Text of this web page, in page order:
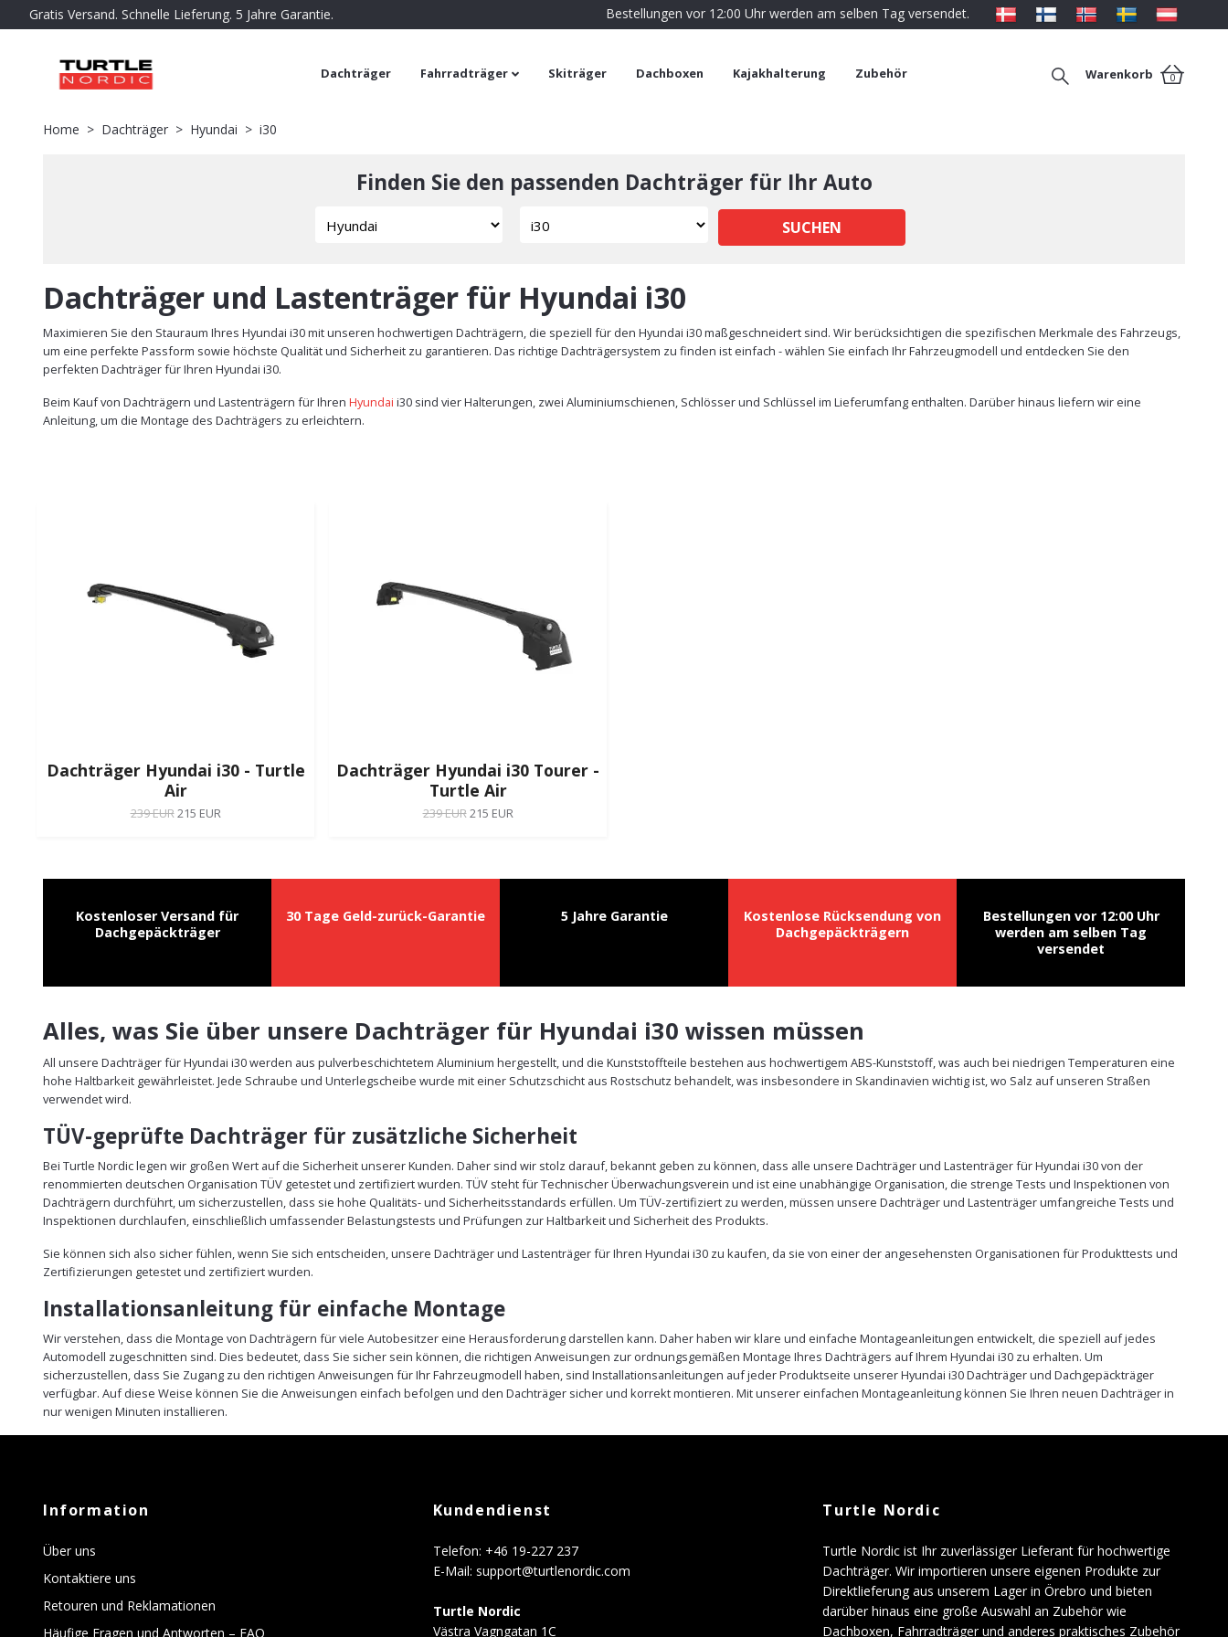
Gratis Versand. Schnelle Lieferung. 5 Jahre Garantie. Bestellungen vor 12:00 Uhr werden am selben Tag versendet.
Dachträger Fahrradträger Skiträger Dachboxen Kajakhalterung Zubehör Warenkorb 0
Home Dachträger Hyundai i30
Finden Sie den passenden Dachträger für Ihr Auto
SUCHEN
Dachträger und Lastenträger für Hyundai i30
Maximieren Sie den Stauraum Ihres Hyundai i30 mit unseren hochwertigen Dachträgern, die speziell für den Hyundai i30 maßgeschneidert sind. Wir berücksichtigen die spezifischen Merkmale des Fahrzeugs,
um eine perfekte Passform sowie höchste Qualität und Sicherheit zu garantieren. Das richtige Dachträgersystem zu finden ist einfach - wählen Sie einfach Ihr Fahrzeugmodell und entdecken Sie den
perfekten Dachträger für Ihren Hyundai i30.
Beim Kauf von Dachträgern und Lastenträgern für Ihren Hyundai i30 sind vier Halterungen, zwei Aluminiumschienen, Schlösser und Schlüssel im Lieferumfang enthalten. Darüber hinaus liefern wir eine
Anleitung, um die Montage des Dachträgers zu erleichtern.
Dachträger Hyundai i30 - Turtle
Air
239 EUR215 EUR
Dachträger Hyundai i30 Tourer -
Turtle Air
239 EUR215 EUR
Kostenloser Versand für
Dachgepäckträger
30 Tage Geld-zurück-Garantie 5 Jahre Garantie
Kostenlose Rücksendung von
Dachgepäckträgern
Bestellungen vor 12:00 Uhr
werden am selben Tag
versendet
Alles, was Sie über unsere Dachträger für Hyundai i30 wissen müssen
All unsere Dachträger für Hyundai i30 werden aus pulverbeschichtetem Aluminium hergestellt, und die Kunststoffteile bestehen aus hochwertigem ABS-Kunststoff, was auch bei niedrigen Temperaturen eine
hohe Haltbarkeit gewährleistet. Jede Schraube und Unterlegscheibe wurde mit einer Schutzschicht aus Rostschutz behandelt, was insbesondere in Skandinavien wichtig ist, wo Salz auf unseren Straßen
verwendet wird.
TÜV-geprüfte Dachträger für zusätzliche Sicherheit
Bei Turtle Nordic legen wir großen Wert auf die Sicherheit unserer Kunden. Daher sind wir stolz darauf, bekannt geben zu können, dass alle unsere Dachträger und Lastenträger für Hyundai i30 von der
renommierten deutschen Organisation TÜV getestet und zertifiziert wurden. TÜV steht für Technischer Überwachungsverein und ist eine unabhängige Organisation, die strenge Tests und Inspektionen von
Dachträgern durchführt, um sicherzustellen, dass sie hohe Qualitäts- und Sicherheitsstandards erfüllen. Um TÜV-zertifiziert zu werden, müssen unsere Dachträger und Lastenträger umfangreiche Tests und
Inspektionen durchlaufen, einschließlich umfassender Belastungstests und Prüfungen zur Haltbarkeit und Sicherheit des Produkts.
Sie können sich also sicher fühlen, wenn Sie sich entscheiden, unsere Dachträger und Lastenträger für Ihren Hyundai i30 zu kaufen, da sie von einer der angesehensten Organisationen für Produkttests und
Zertifizierungen getestet und zertifiziert wurden.
Installationsanleitung für einfache Montage
Wir verstehen, dass die Montage von Dachträgern für viele Autobesitzer eine Herausforderung darstellen kann. Daher haben wir klare und einfache Montageanleitungen entwickelt, die speziell auf jedes
Automodell zugeschnitten sind. Dies bedeutet, dass Sie sicher sein können, die richtigen Anweisungen zur ordnungsgemäßen Montage Ihres Dachträgers auf Ihrem Hyundai i30 zu erhalten. Um
sicherzustellen, dass Sie Zugang zu den richtigen Anweisungen für Ihr Fahrzeugmodell haben, sind Installationsanleitungen auf jeder Produktseite unserer Hyundai i30 Dachträger und Dachgepäckträger
verfügbar. Auf diese Weise können Sie die Anweisungen einfach befolgen und den Dachträger sicher und korrekt montieren. Mit unserer einfachen Montageanleitung können Sie Ihren neuen Dachträger in
nur wenigen Minuten installieren.
Information
Über uns
Kontaktiere uns
Retouren und Reklamationen
Häufige Fragen und Antworten – FAQ
Kundendienst
Telefon: +46 19-227 237
E-Mail: support@turtlenordic.com
Turtle Nordic
Västra Vagngatan 1C
Turtle Nordic
Turtle Nordic ist Ihr zuverlässiger Lieferant für hochwertige
Dachträger. Wir importieren unsere eigenen Produkte zur
Direktlieferung aus unserem Lager in Örebro und bieten
darüber hinaus eine große Auswahl an Zubehör wie
Dachboxen, Fahrradträger und anderes praktisches Zubehör